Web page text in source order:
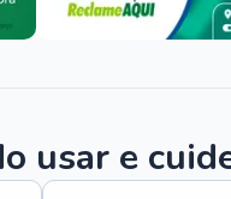
usar e